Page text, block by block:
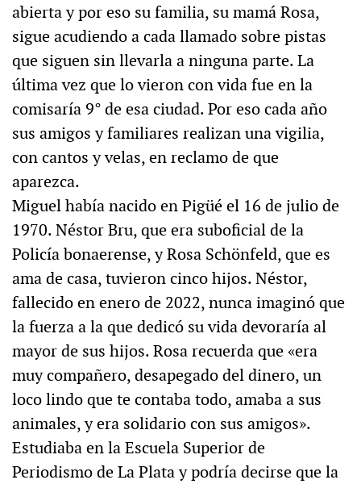
abierta y por eso su familia, su mamá Rosa,
sigue acudiendo a cada llamado sobre pistas
que siguen sin llevarla a ninguna parte. La
última vez que lo vieron con vida fue en la
comisaría 9° de esa ciudad. Por eso cada año
sus amigos y familiares realizan una vigilia,
con cantos y velas, en reclamo de que
aparezca.
Miguel había nacido en Pigüé el 16 de julio de
1970. Néstor Bru, que era suboficial de la
Policía bonaerense, y Rosa Schönfeld, que es
ama de casa, tuvieron cinco hijos. Néstor,
fallecido en enero de 2022, nunca imaginó que
la fuerza a la que dedicó su vida devoraría al
mayor de sus hijos. Rosa recuerda que «era
muy compañero, desapegado del dinero, un
loco lindo que te contaba todo, amaba a sus
animales, y era solidario con sus amigos».
Estudiaba en la Escuela Superior de
Periodismo de La Plata y podría decirse que la